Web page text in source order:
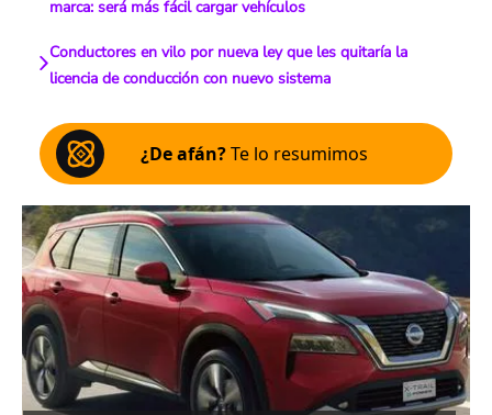
marca: será más fácil cargar vehículos
Conductores en vilo por nueva ley que les quitaría la
licencia de conducción con nuevo sistema
¿De afán?Te lo resumimos